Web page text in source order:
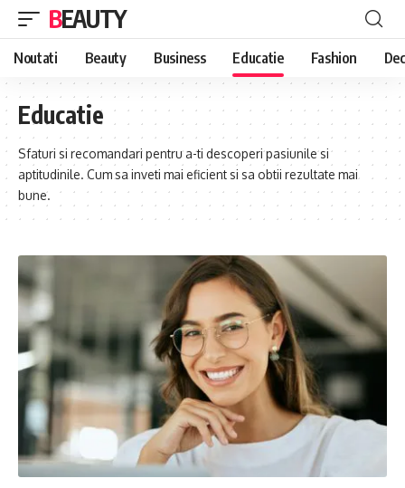
BEAUTY
Noutati Beauty Business Educatie Fashion
Educatie
Sfaturi si recomandari pentru a-ti descoperi pasiunile si
aptitudinile. Cum sa inveti mai eficient si sa obtii rezultate mai
bune.